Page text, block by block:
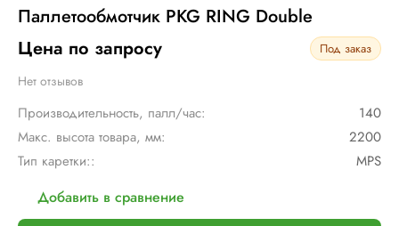
Паллетообмотчик PKG RING Double
Цена по запросу
Под заказ
Нет отзывов
Производительность, палл/час:
140
Макс. высота товара, мм:
2200
Тип каретки::
MPS
Добавить в сравнение